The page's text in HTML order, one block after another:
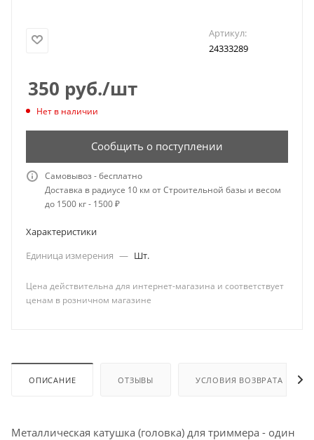
Артикул:
24333289
350 руб./шт
Нет в наличии
Сообщить о поступлении
Самовывоз - бесплатно
Доставка в радиусе 10 км от Строительной базы и весом
до 1500 кг - 1500 ₽
Характеристики
Единица измерения — Шт.
Цена действительна для интернет-магазина и соответствует
ценам в розничном магазине
ОПИСАНИЕ ОТЗЫВЫ УСЛОВИЯ ВОЗВРАТА
Металлическая катушка (головка) для триммера - один